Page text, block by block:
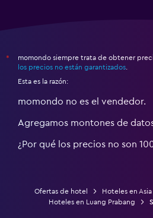
*
momondo siempre trata de obtener
los precios no están garantizados
Esta es la razón:
momondo no es el vendedor.
Agregamos montones de
¿Por qué los precios no son
Ofertas de hotel Hoteles en Asia
Hoteles en Luang Prabang